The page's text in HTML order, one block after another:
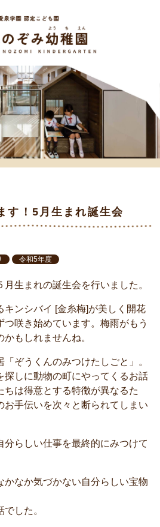
す！5月生まれ誕生会
令和5年度
月生まれの誕生会を行いました。
キンシバイ [金糸梅]が美しく開花
つ咲き始めています。梅雨がもう
もしれませんね。
ぞうくんのみつけたしごと」。
探しに動物の町にやってくるお話
ちは得意とする特徴が異なるた
お手伝いを次々と断られてしまい
分らしい仕事を最終的にみつけて
かなか気づかない自分らしい宝物
した。